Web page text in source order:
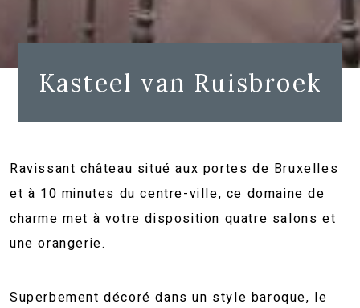
Kasteel van Ruisbroek
Ravissant château situé aux portes de Bruxelles
et à 10 minutes du centre-ville, ce domaine de
charme met à votre disposition quatre salons et
une orangerie.
Superbement décoré dans un style baroque, le